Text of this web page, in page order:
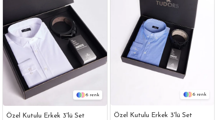
6
Özel Kutulu Erkek 3'lü Set
6
Özel Kutulu Erkek 3'lü Set